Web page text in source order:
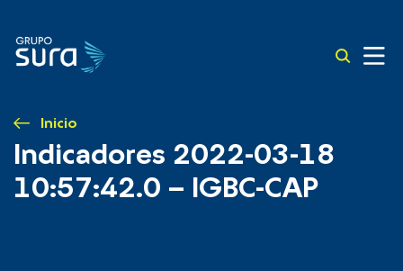
Inicio
Indicadores 2022-03-18
10:57:42.0 – IGBC-CAP